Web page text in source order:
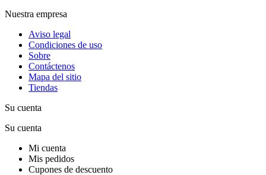
Nuestra empresa
Aviso legal
Condiciones de uso
Sobre
Contáctenos
Mapa del sitio
Tiendas
Su cuenta
Su cuenta
Mi cuenta
Mis pedidos
Cupones de descuento